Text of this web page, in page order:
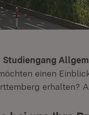
Studiengang
einen
erhalten?